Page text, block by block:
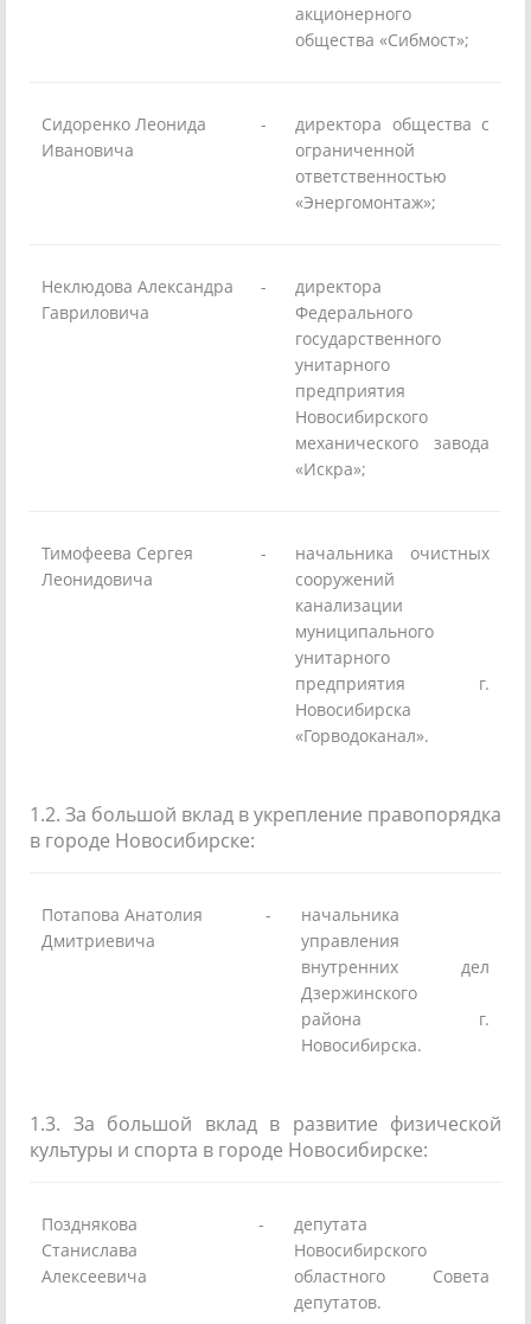
акционерного
общества «Сибмост»;
Сидоренко Леонида
Ивановича
-
директора общества с
ограниченной
ответственностью
«Энергомонтаж»;
Неклюдова Александра
Гавриловича
-
директора
Федерального
государственного
унитарного
предприятия
Новосибирского
механического завода
«Искра»;
Тимофеева Сергея
Леонидовича
-
начальника очистных
сооружений
канализации
муниципального
унитарного
предприятия г.
Новосибирска
«Горводоканал».
1.2. За большой вклад в укрепление правопорядка
в городе Новосибирске:
Потапова Анатолия
Дмитриевича
-
начальника
управления
внутренних дел
Дзержинского
района г.
Новосибирска.
1.3. За большой вклад в развитие физической
культуры и спорта в городе Новосибирске:
Позднякова
Станислава
Алексеевича
-
депутата
Новосибирского
областного Совета
депутатов.